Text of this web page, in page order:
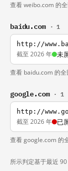
查看 weibo.com 的
baidu.com · 1
http://
截至 2026 年 未
查看 baidu.com 的
google.com · 1
http://
截至 2026 年 已
查看 google.com 的
所示判定基于最近